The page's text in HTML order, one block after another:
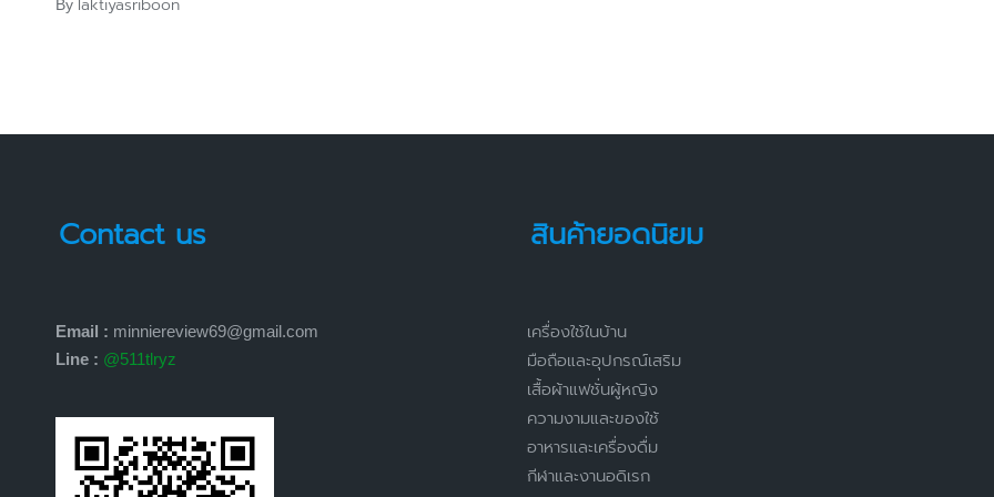
Posted
By laktiyasriboon
Contact us
Email : minniereview69@gmail.com
Line : @511tlryz
สินค้ายอดนิยม
เครื่องใช้ในบ้าน
มือถือและอุปกรณ์เสริม
เสื้อผ้าแฟชั่นผู้หญิง
ความงามและของใช้
อาหารและเครื่องดื่ม
กีฬาและงานอดิเรก